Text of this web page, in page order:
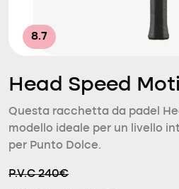
8.7
Head Speed
Questa racchetta da padel
modello ideale per un livello
per Punto Dolce.
P.V.C 240€